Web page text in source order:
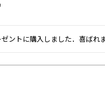
ントに購入しました．喜ばれ